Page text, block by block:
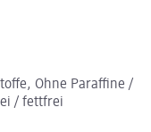
Ohne Paraffine /
/ fettfrei